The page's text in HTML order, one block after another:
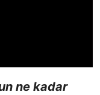
ne kadar